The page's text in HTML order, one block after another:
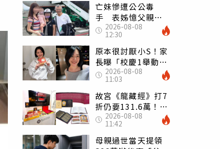
亡妹慘遭公公毒
手 表姊憶父親節
前夕：小舅舅仍到
殯儀館陪她說話
2026-08-08
12:30
原本很討厭小S！家
長曝「校慶1舉動」
讓她徹底改觀 網
友洗版認證
2026-08-08
11:03
故宮《龍藏經》打7
折仍要131.6萬！
店員曝：有人原價
188萬付現購買
2026-08-08
11:42
母親過世當天提領